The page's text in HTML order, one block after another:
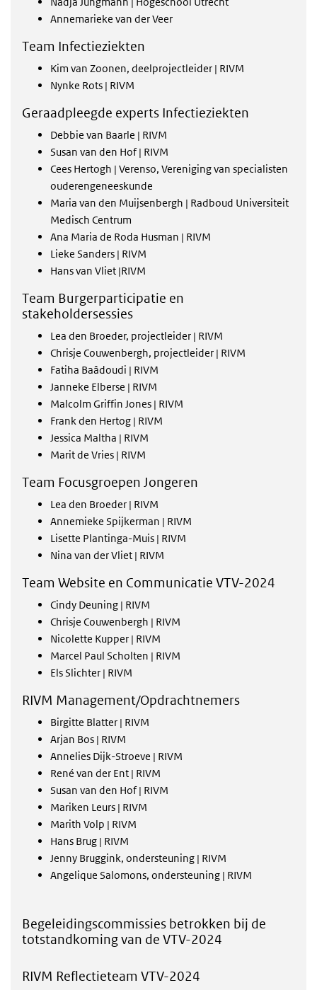
Annemarieke van der Veer
Team Infectieziekten
Kim van Zoonen, deelprojectleider | RIVM
Nynke Rots | RIVM
Geraadpleegde experts Infectieziekten
Debbie van Baarle | RIVM
Susan van den Hof | RIVM
Cees Hertogh | Verenso, Vereniging van specialisten
ouderengeneeskunde
Maria van den Muijsenbergh | Radboud Universiteit
Medisch Centrum
Ana Maria de Roda Husman | RIVM
Lieke Sanders | RIVM
Hans van Vliet |RIVM
Team Burgerparticipatie en
stakeholdersessies
Lea den Broeder, projectleider | RIVM
Chrisje Couwenbergh, projectleider | RIVM
Fatiha Baâdoudi | RIVM
Janneke Elberse | RIVM
Malcolm Griffin Jones | RIVM
Frank den Hertog | RIVM
Jessica Maltha | RIVM
Marit de Vries | RIVM
Team Focusgroepen Jongeren
Lea den Broeder | RIVM
Annemieke Spijkerman | RIVM
Lisette Plantinga-Muis | RIVM
Nina van der Vliet | RIVM
Team Website en Communicatie VTV-2024
Cindy Deuning | RIVM
Chrisje Couwenbergh | RIVM
Nicolette Kupper | RIVM
Marcel Paul Scholten | RIVM
Els Slichter | RIVM
RIVM Management/Opdrachtnemers
Birgitte Blatter | RIVM
Arjan Bos | RIVM
Annelies Dijk-Stroeve | RIVM
René van der Ent | RIVM
Susan van den Hof | RIVM
Mariken Leurs | RIVM
Marith Volp | RIVM
Hans Brug | RIVM
Jenny Bruggink, ondersteuning | RIVM
Angelique Salomons, ondersteuning | RIVM
Begeleidingscommissies betrokken bij de
totstandkoming van de VTV-2024
RIVM Reflectieteam VTV-2024